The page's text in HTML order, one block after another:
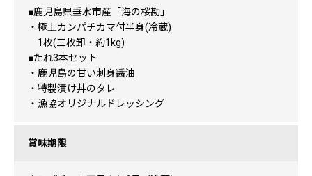
■鹿児島県垂水市産「海の桜勘」
・極上カンパチカマ付半身(冷蔵)
1枚(三枚卸・約1kg)
■たれ3本セット
・鹿児島の甘い刺身醤油
・特製漬け丼のタレ
・漁協オリジナルドレッシング
賞味期限